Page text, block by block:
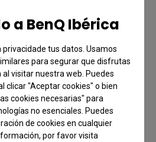
a BenQ Ibérica
privacidade tus datos. Usamos
para segurar que disfrutas
visitar nuestra web. Puedes
clicar "Aceptar cookies" o bien
cookies necesarias" para
no esenciales. Puedes
de cookies en cualquier
por favor visita